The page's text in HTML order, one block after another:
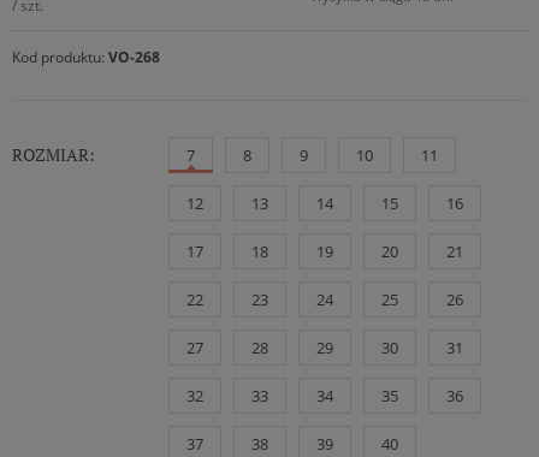
/ szt.
Kod produktu: VO-268
ROZMIAR: 7 8 9 10 11
12 13 14 15 16
17 18 19 20 21
22 23 24 25 26
27 28 29 30 31
32 33 34 35 36
37 38 39 40